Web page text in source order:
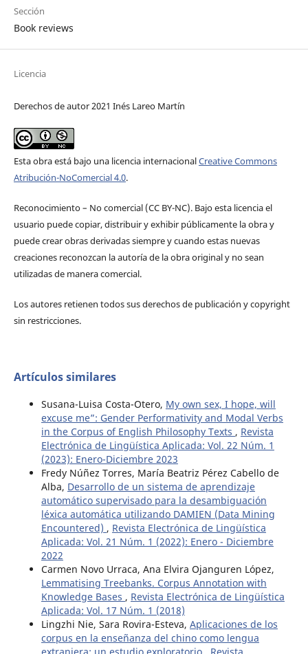
Sección
Book reviews
Licencia
Derechos de autor 2021 Inés Lareo Martín
Esta obra está bajo una licencia internacionalCreative Commons
Atribución-NoComercial 4.0.
Reconocimiento – No comercial (CC BY-­NC). Bajo esta licencia el
usuario puede copiar, distribuir y exhibir públicamente la obra y
puede crear obras derivadas siempre y cuando estas nuevas
creaciones reconozcan la autoría de la obra original y no sean
utilizadas de manera comercial.
Los autores retienen todos sus derechos de publicación y copyright
sin restricciones.
Artículos similares
Susana-Luisa Costa-Otero, My own sex, I hope, will
excuse me”: Gender Performativity and Modal Verbs
in the Corpus of English Philosophy Texts , Revista
Electrónica de Lingüística Aplicada: Vol. 22 Núm. 1
(2023): Enero-Diciembre 2023
Fredy Núñez Torres, María Beatriz Pérez Cabello de
Alba, Desarrollo de un sistema de aprendizaje
automático supervisado para la desambiguación
léxica automática utilizando DAMIEN (Data Mining
Encountered) , Revista Electrónica de Lingüística
Aplicada: Vol. 21 Núm. 1 (2022): Enero - Diciembre
2022
Carmen Novo Urraca, Ana Elvira Ojanguren López,
Lemmatising Treebanks. Corpus Annotation with
Knowledge Bases , Revista Electrónica de Lingüística
Aplicada: Vol. 17 Núm. 1 (2018)
Lingzhi Nie, Sara Rovira-Esteva, Aplicaciones de los
corpus en la enseñanza del chino como lengua